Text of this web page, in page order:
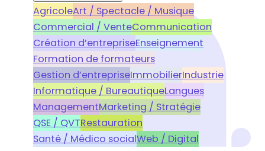
AgricoleArt / Spectacle / Musique
Commercial / VenteCommunication
Création d’entrepriseEnseignement
Formation de formateurs
Gestion d’entrepriseImmobilierIndustrie
Informatique / BureautiqueLangues
ManagementMarketing / Stratégie
QSE / QVTRestauration
Santé / Médico socialWeb / Digital